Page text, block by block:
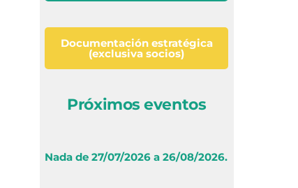
Documentación estratégica
(exclusiva socios)
Próximos eventos
Nada de 27/07/2026 a 26/08/2026.